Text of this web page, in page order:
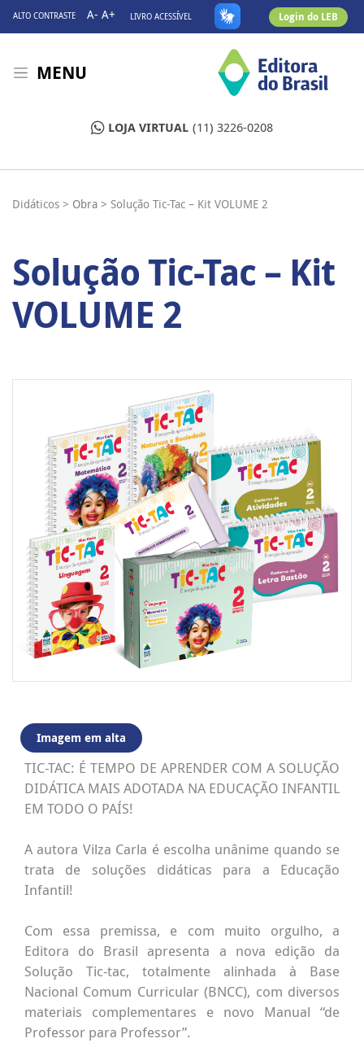
ALTO CONTRASTE A- A+ LIVRO ACESSÍVEL Login do LEB
MENU
LOJA VIRTUAL (11) 3226-0208
Didáticos > Obra > Solução Tic-Tac – Kit VOLUME 2
Solução Tic-Tac – Kit
VOLUME 2
Imagem em alta
TIC-TAC: É TEMPO DE APRENDER COM A SOLUÇÃO
DIDÁTICA MAIS ADOTADA NA EDUCAÇÃO INFANTIL
EM TODO O PAÍS!
A autora Vilza Carla é escolha unânime quando se
trata de soluções didáticas para a Educação
Infantil!
Com essa premissa, e com muito orgulho, a
Editora do Brasil apresenta a nova edição da
Solução Tic-tac, totalmente alinhada à Base
Nacional Comum Curricular (BNCC), com diversos
materiais complementares e novo Manual “de
Professor para Professor”.